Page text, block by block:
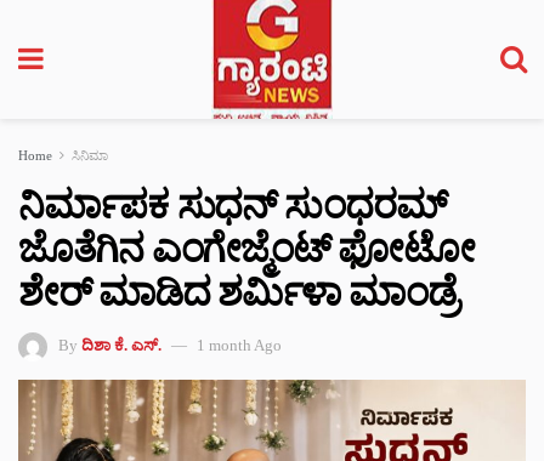
Home ಸಿನಿಮಾ
ನಿರ್ಮಾಪಕ ಸುಧನ್ ಸುಂಧರಮ್
ಜೊತೆಗಿನ ಎಂಗೇಜ್ಮೆಂಟ್ ಫೋಟೋ
ಶೇರ್ ಮಾಡಿದ ಶರ್ಮಿಳಾ ಮಾಂಡ್ರೆ
By ದಿಶಾ ಕೆ. ಎಸ್. 1 month Ago